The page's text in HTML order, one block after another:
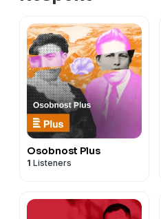
• YouTube: ⁠https://
Osobnost Plus
1 Listeners